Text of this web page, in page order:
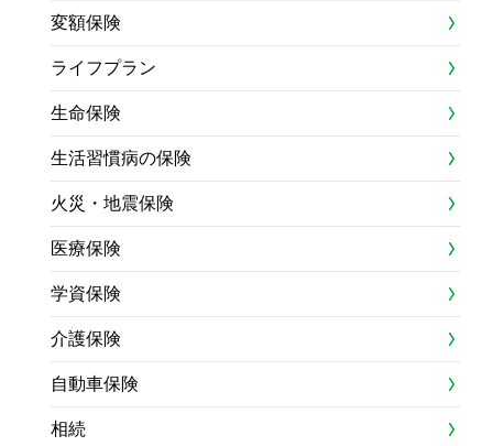
変額保険
ライフプラン
生命保険
生活習慣病の保険
火災・地震保険
医療保険
学資保険
介護保険
自動車保険
相続